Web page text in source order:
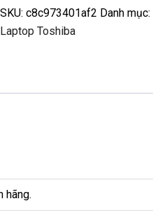
SKU: c8c973401af2 Danh mục:
Laptop Toshiba
hãng.